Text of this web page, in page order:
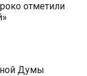
отметили
Думы